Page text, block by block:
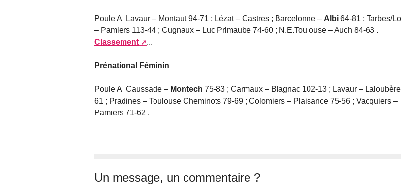
Poule A. Lavaur – Montaut 94-71 ; Lézat – Castres ; Barcelonne – Albi 64-81 ; Tarbes/
– Pamiers 113-44 ; Cugnaux – Luc Primaube 74-60 ; N.E.Toulouse – Auch 84-63 .
Classement
...
Prénational Féminin
Poule A. Caussade – Montech 75-83 ; Carmaux – Blagnac 102-13 ; Lavaur –
61 ; Pradines – Toulouse Cheminots 79-69 ; Colomiers – Plaisance 75-56 ; Vacquiers –
Pamiers 71-62 .
Un message, un commentaire ?